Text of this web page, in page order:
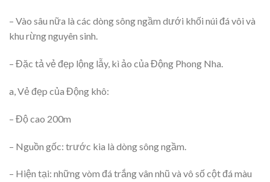
– Vào sâu nữa là các dòng sông ngầm dưới khối núi đá vôi và
khu rừng nguyên sinh.
– Đặc tả vẻ đẹp lộng lẫy, kì ảo của Động Phong Nha.
a, Vẻ đẹp của Động khô:
– Độ cao 200m
– Nguồn gốc: trước kia là dòng sông ngầm.
– Hiện tại: những vòm đá trắng vân nhũ và vô số cột đá màu